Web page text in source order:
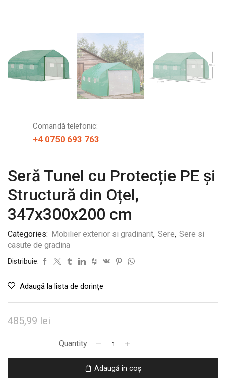
Comandă telefonic:
+4 0750 693 763
Seră Tunel cu Protecție PE și
Structură din Oțel,
347x300x200 cm
Categories: Mobilier exterior si gradinarit, Sere, Sere si
casute de gradina
Distribuie:
Adaugă la lista de dorințe
485,99 lei
Tunel
cu
Adaugă în coș